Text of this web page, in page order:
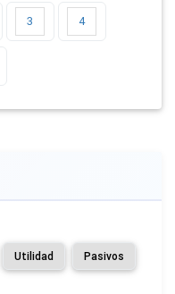
3 4
Utilidad Pasivos